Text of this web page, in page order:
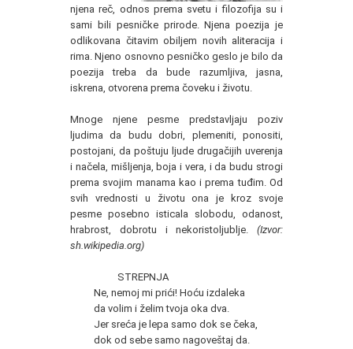
njena reč, odnos prema svetu i filozofija su i
sami bili pesničke prirode. Njena poezija je
odlikovana čitavim obiljem novih aliteracija i
rima. Njeno osnovno pesničko geslo je bilo da
poezija treba da bude razumljiva, jasna,
iskrena, otvorena prema čoveku i životu.
Mnoge njene pesme predstavljaju poziv
ljudima da budu dobri, plemeniti, ponositi,
postojani, da poštuju ljude drugačijih uverenja
i načela, mišljenja, boja i vera, i da budu strogi
prema svojim manama kao i prema tuđim. Od
svih vrednosti u životu ona je kroz svoje
pesme posebno isticala slobodu, odanost,
hrabrost, dobrotu i nekoristoljublje. (Izvor:
sh.wikipedia.org)
STREPNJA
Ne, nemoj mi prići! Hoću izdaleka
da volim i želim tvoja oka dva.
Jer sreća je lepa samo dok se čeka,
dok od sebe samo nagoveštaj da.